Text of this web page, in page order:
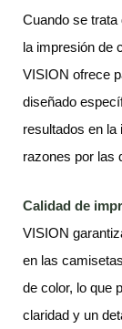
Cuando se trata
la impresión de
VISION ofrece
diseñado
resultados en
razones por las
Calidad de
VISION
en las
de color, lo que
claridad y un